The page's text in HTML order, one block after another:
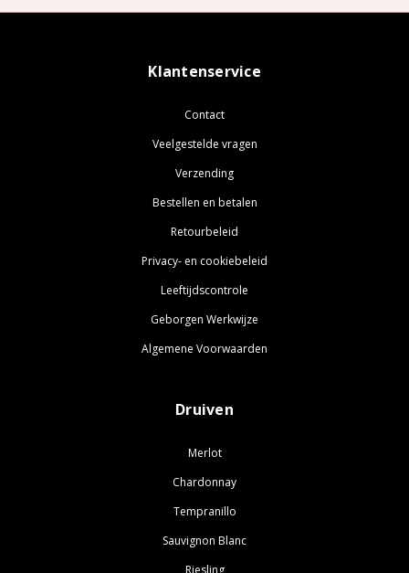
Klantenservice
Contact
Veelgestelde vragen
Verzending
Bestellen en betalen
Retourbeleid
Privacy- en cookiebeleid
Leeftijdscontrole
Geborgen Werkwijze
Algemene Voorwaarden
Druiven
Merlot
Chardonnay
Tempranillo
Sauvignon Blanc
Riesling